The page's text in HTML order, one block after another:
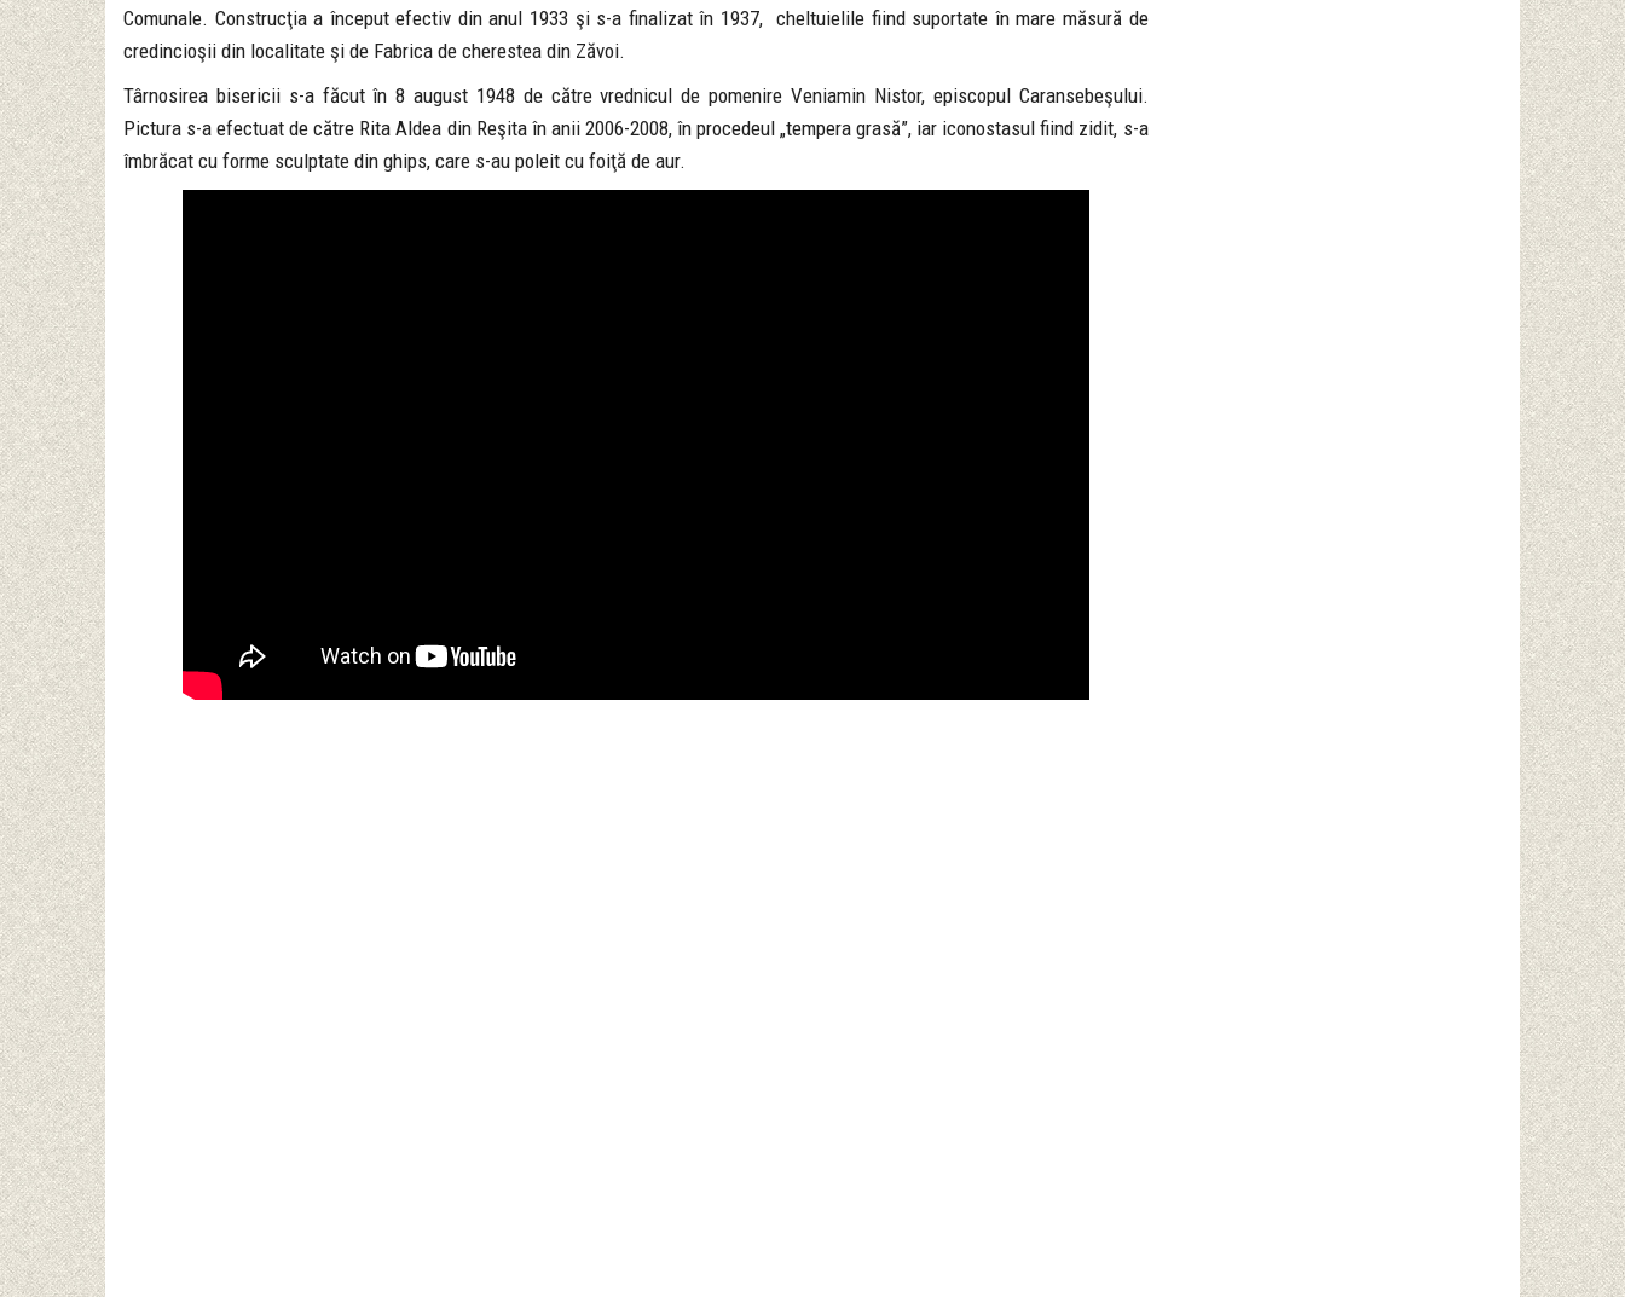
Comunale. Construcţia a început efectiv din anul 1933 şi s-a finalizat în 1937, cheltuielile fiind suportate în mare măsură de
credincioşii din localitate şi de Fabrica de cherestea din Zăvoi.
Târnosirea bisericii s-a făcut în 8 august 1948 de către vrednicul de pomenire Veniamin Nistor, episcopul Caransebeşului.
Pictura s-a efectuat de către Rita Aldea din Reşita în anii 2006-2008, în procedeul „tempera grasă”, iar iconostasul fiind zidit, s-a
îmbrăcat cu forme sculptate din ghips, care s-au poleit cu foiţă de aur.